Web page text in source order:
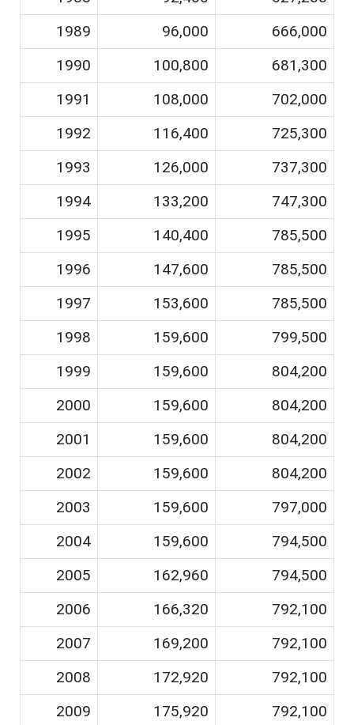
1989
96,000
666,000
1990
100,800
681,300
1991
108,000
702,000
1992
116,400
725,300
1993
126,000
737,300
1994
133,200
747,300
1995
140,400
785,500
1996
147,600
785,500
1997
153,600
785,500
1998
159,600
799,500
1999
159,600
804,200
2000
159,600
804,200
2001
159,600
804,200
2002
159,600
804,200
2003
159,600
797,000
2004
159,600
794,500
2005
162,960
794,500
2006
166,320
792,100
2007
169,200
792,100
2008
172,920
792,100
2009
175,920
792,100